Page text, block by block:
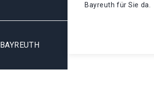
Bayreuth für Sie da.